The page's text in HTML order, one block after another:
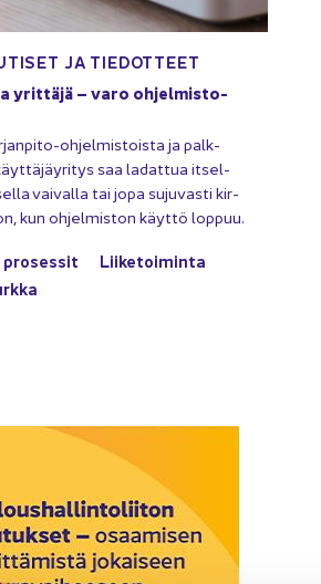
JA TIE­DOT­TEET
yrit­tä­jä – varo oh­jel­mis­to­
​ohjelmistoista ja palk­
saa la­dat­tua it­sel­
vai­val­la tai jopa su­ju­vas­ti kir­
kun oh­jel­mis­ton käyt­tö lop­puu.
pro­ses­sit
Lii­ke­toi­min­ta